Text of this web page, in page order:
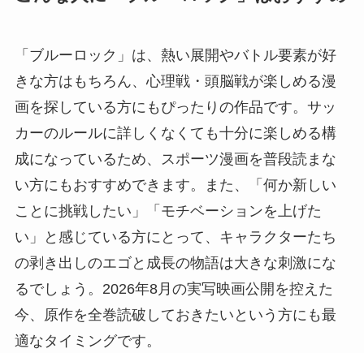
「ブルーロック」は、熱い展開やバトル要素が好
きな方はもちろん、心理戦・頭脳戦が楽しめる漫
画を探している方にもぴったりの作品です。サッ
カーのルールに詳しくなくても十分に楽しめる構
成になっているため、スポーツ漫画を普段読まな
い方にもおすすめできます。また、「何か新しい
ことに挑戦したい」「モチベーションを上げた
い」と感じている方にとって、キャラクターたち
の剥き出しのエゴと成長の物語は大きな刺激にな
るでしょう。2026年8月の実写映画公開を控えた
今、原作を全巻読破しておきたいという方にも最
適なタイミングです。